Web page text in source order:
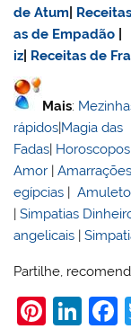
de Atum
as de Empadão
iz Receitas de
Mais:
rápidos|Magia das
Fadas| Horoscopos
Amor |Amarrações
egípcias |
|Simpatias
angelicais |
Partilhe,
Pi Li